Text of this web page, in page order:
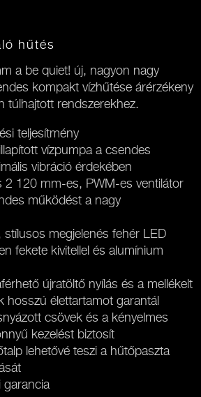
hűtés
a be quiet! új, nagyon nagy
kompakt vízhűtése árérzékeny
túlhajtott rendszerekhez.
teljesítmény
vízpumpa a csendes
vibráció érdekében
2 120 mm-es, PWM-es ventilátor
működést a nagy
stílusos megjelenés fehér LED
fekete kivitellel és alumínium
újratöltő nyílás és a mellékelt
hosszú élettartamot garantál
csövek és a kényelmes
kezelést biztosít
lehetővé teszi a hűtőpaszta
garancia